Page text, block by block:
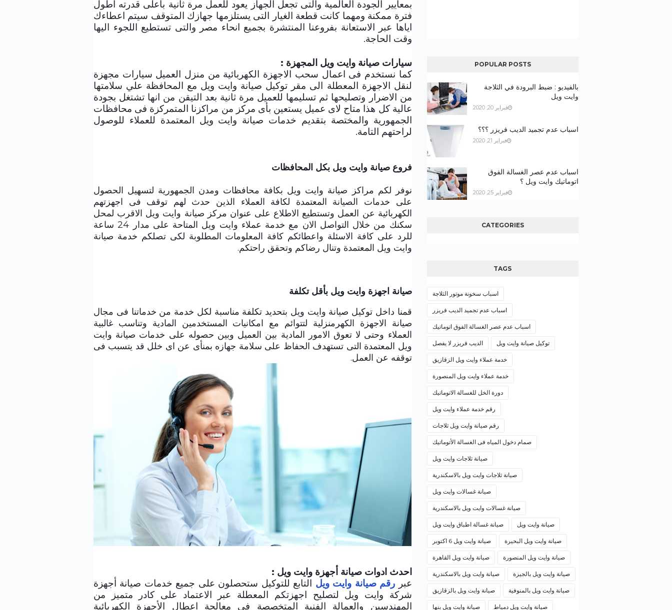
بمعايير الجودة العالمية والتى تجعل الجهاز يعود للعمل مرة ثانية بأعلى قدرته اطول
فترة ممكنة ومهما كانت قطعة الغيار التى يستلزمها جهازك المتوقف سيتم اعطاءك
اياها عبر الاستعانة بفروعنا المنتشرة بجميع انحاء مصر والتى تستطيع اللجوء اليها
وقت الحاجة.
سيارات صيانة وايت ويل المجهزة :
كما نستخدم فى اعمال سحب الاجهزة الكهربائية من منزل العميل سيارات مجهزة
لنقل الاجهزة المعطلة الى مقر توكيل صيانة وايت ويل مع المحافظة علي سلامتها
من الاضرار وتصليحها ثم تسليمها للعميل مرة ثانية بعد التيقن من انها تشتغل بجودة
عالية كل هذا متاح لاى عميل يستعين بأى مركز من مراكزنا المتمركزة فى محافظات
الجمهورية والمختصة بتقديم خدمات صيانة وايت ويل المعتمدة للعملاء للوصول
لراحتهم التامة.
فروع صيانة وايت ويل بكل المحافظات
نوفر لكم مراكز صيانة وايت ويل بكافة محافظات ومدن الجمهورية لتسهيل الحصول
على خدمات الصيانة المعتمدة لكافة العملاء الذين حدث لهم توقف فى اجهزتهم
الكهربائية عن العمل وتستطيع الاطلاع على عنوان مركز صيانة وايت ويل الاقرب لمحل
سكنك من خلال التواصل الان مع خدمة عملاء وايت ويل المتاحة على مدار 24 ساعة
للرد على كافة الاسئلة واعطائكم كافة المعلومات المطلوبة لكى تصلكم خدمة صيانة
وايت ويل المعتمدة وتنال رضاكم وتحقق راحتكم.
صيانة اجهزة وايت ويل بأقل تكلفة
قمنا داخل توكيل صيانة وايت ويل بتحديد تكلفة مناسبة لكل خدمة من خدماتنا فى مجال
صيانة الاجهزة الكهرمنزلية لتتوائم مع امكانيات المستخدمين المادية وتناسب غالبية
العملاء وحتى لا تعوق الامور المادية بين العميل وبين حصوله على خدمات صيانة وايت
ويل المعتمدة التى تستهدف الحفاظ على سلامة جهازه بمنأى عن اى خلل قد يتسبب فى
توقفه عن العمل.
احدث ادوات صيانة أجهزة وايت ويل :
عبر رقم صيانة وايت ويل التابع للتوكيل ستحصلون على جميع خدمات صيانة أجهزة
شركة وايت ويل لتصليح اجهزتكم المعطلة عبر الاعتماد على كادر متميز من
المهندسين والعمالة الفنية المتخصصة فى معالجة اعطال الأجهزة الكهربائية
POPULAR POSTS
بالفيديو : ضبط البرودة في الثلاجة
وايت ويل
فبراير 20, 2020
اسباب عدم تجميد الديب فريزر ؟؟؟
فبراير 21, 2020
اسباب عدم عصر الغسالة الفوق
اتوماتيك وايت ويل ؟
فبراير 25, 2020
CATEGORIES
TAGS
اسباب سخونة موتور الثلاجة
اسباب عدم تجميد الديب فريزر
اسباب عدم عصر الغسالة الفوق اتوماتيك
الديب فريزر لا يفصل توكيل صيانة وايت ويل
خدمة عملاء وايت ويل الزقازيق
خدمة عملاء وايت ويل المنصورة
دورة الخل للغسالة الاتوماتيك
رقم خدمة عملاء وايت ويل
رقم صيانة وايت ويل ثلاجات
صمام دخول المياه فى الغسالة الأتوماتيك
صيانة ثلاجات وايت ويل
صيانة ثلاجات وايت ويل بالاسكندرية
صيانة غسالات وايت ويل
صيانة غسالات وايت ويل بالاسكندرية
صيانة غسالة اطباق وايت ويل صيانة وايت ويل
صيانة وايت ويل 6 اكتوبر صيانة وايت ويل البحيرة
صيانة وايت ويل القاهرة صيانة وايت ويل المنصورة
صيانة وايت ويل بالاسكندرية صيانة وايت ويل بالجيزة
صيانة وايت ويل بالزقازيق صيانة وايت ويل بالمنوفية
صيانة وايت ويل بنها صيانة وايت ويل دمياط